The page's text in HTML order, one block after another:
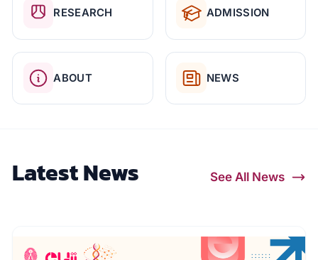
RESEARCH ADMISSION
ABOUT NEWS
Latest News See All News